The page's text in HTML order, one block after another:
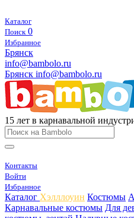
Каталог
Поиск 0
Избранное
Брянск
info@bambolo.ru
Брянск info@bambolo.ru
15 лет в карнавальной
Контакты
Войти
Избранное
Каталог Хэлллоуин Костюмы
Карнавальные костюмы Для